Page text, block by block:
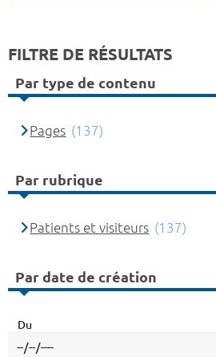
FILTRE DE RÉSULTATS
Par type de contenu
Pages (137)
Par rubrique
Patients et visiteurs (137)
Par date de création
Du